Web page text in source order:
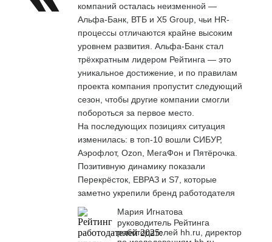
компаний осталась неизменной —
Альфа-Банк, ВТБ и X5 Group, чьи HR-
процессы отличаются крайне высоким
уровнем развития. Альфа-Банк стал
трёхкратным лидером Рейтинга — это
уникальное достижение, и по правилам
проекта компания пропустит следующий
сезон, чтобы другие компании смогли
побороться за первое место.
На последующих позициях ситуация
изменилась: в топ-10 вошли СИБУР,
Аэрофлот, Ozon, МегаФон и Пятёрочка.
Позитивную динамику показали
Перекрёсток, ЕВРАЗ и S7, которые
заметно укрепили бренд работодателя
Мария Игнатова
руководитель Рейтинга
работодателей hh.ru, директор